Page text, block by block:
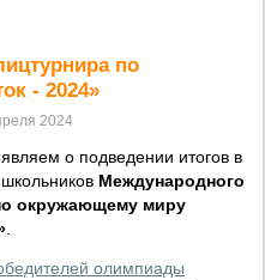
по
- 2024»
2024
о подведении итогов в
Международного
окружающему миру
олимпиады